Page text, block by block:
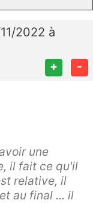
2022 à
+ -
une
il fait ce qu'il
relative, il
au final ... il